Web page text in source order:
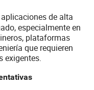
de alta
especialmente en
plataformas
que requieren
exigentes.